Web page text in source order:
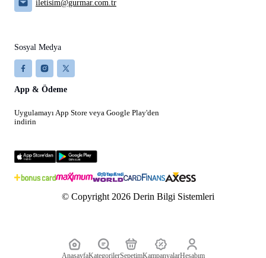
AnasayfaKategorilerSepetimKampanyalarHesabım
iletisim@gurmar.com.tr
Sosyal Medya
App & Ödeme
Uygulamayı App Store veya Google Play'den
indirin
© Copyright 2026 Derin Bilgi Sistemleri